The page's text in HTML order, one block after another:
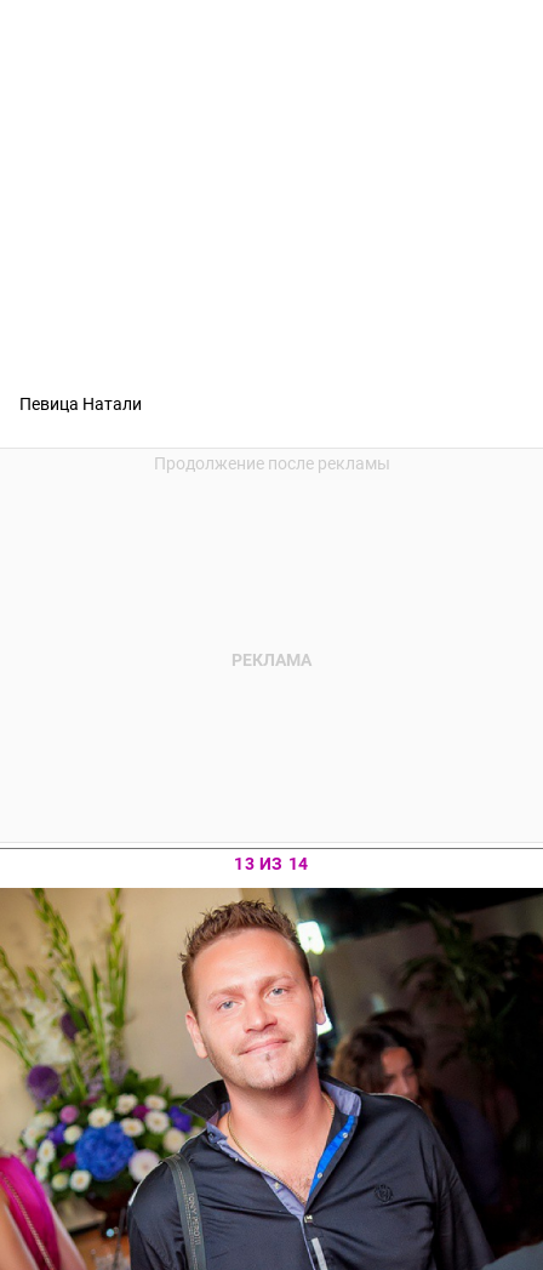
Певица Натали
13 ИЗ 14